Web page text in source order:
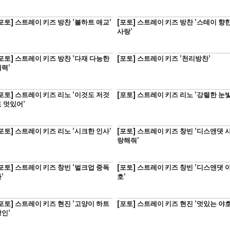
토] 스트레이 키즈 방찬 ’볼하트 애교’
[포토] 스트레이 키즈 방찬 ’스테이 향
사랑’
토] 스트레이 키즈 방찬 ’다재 다능한
’
[포토] 스트레이 키즈 ’천리방찬’
토] 스트레이 키즈 리노 ’이것도 저것
멋있어’
[포토] 스트레이 키즈 리노 ’강렬한 눈
토] 스트레이 키즈 리노 ’시크한 인사’
[포토] 스트레이 키즈 창빈 ’디스앤댓
랑해줘’
토] 스트레이 키즈 창빈 ’벌크업 중독
[포토] 스트레이 키즈 창빈 ’디스앤댓
호’
토] 스트레이 키즈 현진 ’고양이 하트
’
[포토] 스트레이 키즈 현진 ’멋있는 야